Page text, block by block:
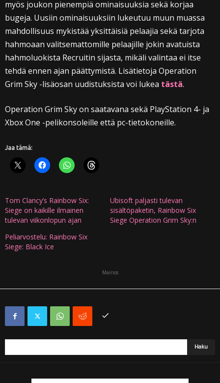
myös joukon pienempiä ominaisuuksia sekä korjaa
bugeja. Uusiin ominaisuuksiin lukeutuu muun muassa
mahdollisuus mykistää yksittäisiä pelaajia sekä tarjota
hahmoaan valitsemattomille pelaajille jokin avatuista
hahmoluokista Recruitin sijasta, mikäli valintaa ei itse
tehdä ennen ajan päättymistä. Lisätietoja Operation
Grim Sky -lisäosan uudistuksista voi lukea tästä.
Operation Grim Sky on saatavana sekä PlayStation 4- ja
Xbox One -pelikonsoleille että pc-tietokoneille.
Jaa tämä:
Tom Clancy’s Rainbow Six:
Siege on kaikille ilmainen
tulevan viikonlopun ajan
Ubisoft paljasti tulevan
sisältöpaketin, Rainbow Six
Siege Operation Grim Sky:n
Peliarvostelu: Rainbow Six
Siege: Black Ice
Mainos